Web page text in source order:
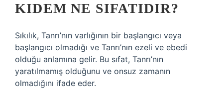
KIDEM NE SIFATIDIR?
Sıkılık, Tanrı’nın varlığının bir başlangıcı veya
başlangıcı olmadığı ve Tanrı’nın ezeli ve ebedi
olduğu anlamına gelir. Bu sıfat, Tanrı’nın
yaratılmamış olduğunu ve onsuz zamanın
olmadığını ifade eder.